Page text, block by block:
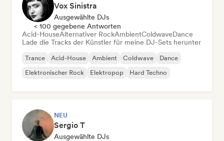
Vox Sinistra
Ausgewählte DJs
< 100 gegebene Antworten
Acid-HouseAlternativer RockAmbientColdwaveDance
Lade die Tracks der Künstler für meine DJ-Sets herunter
Trance Acid-House Ambient Coldwave
Dance
Elektronischer Rock
Elektropop Hard Techno
NEU
Sergio T
Ausgewählte DJs